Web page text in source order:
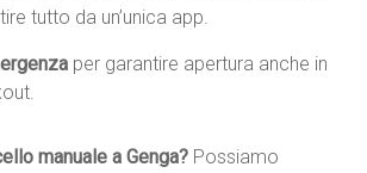
tutto da un’unica app.
per garantire apertura anche in
manuale a Genga? Possiamo